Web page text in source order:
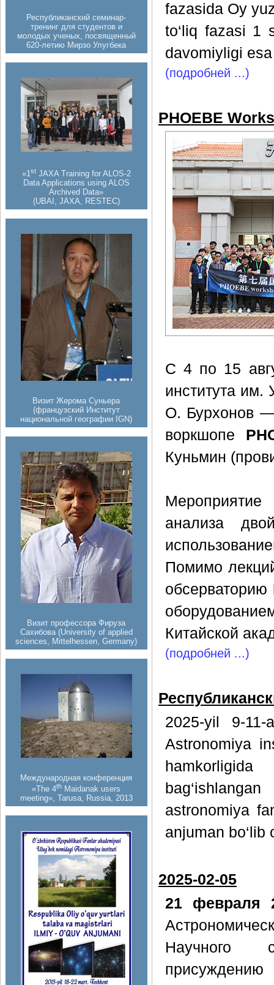
Республиканский семинар-
тренинг для студентов и
молодых ученых, посвященный
620-летию Мирзо Улугбека
«1stJAXA Training for ALOS-2
Data Applications using ALOS
Archived Data»
(UBAI, JAXA, RESTEC)
Визит Жерома Суньера
(французский Институт
национальной географии IGN)
Визит профессора Фируза
Сахибова (University of applied
sciences, Mittelhessen, Germany)
Международная конференция
«The 4th Maidanak users
meeting», Tarusa, Russia, 2013
fazasida Oy
to‘liq fazasi 1
davomiyligi
(подробней ...)
PHOEBE
С 4 по 15
института
О. Бурхонов
воркшопе
Куньмин
анализа
Помимо
обсерваторию
Китайской
(подробней ...)
2025-yil 9-11-
Astronomiya
astronomiya
anjuman bo‘lib
2025-02-05
21 февраля
Научного